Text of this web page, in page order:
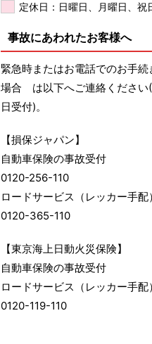
定休日：日曜日、月曜日、祝
事故にあわれたお客様へ
緊急時またはお電話でのお手
場合 は以下へご連絡ください
日受付)。
【損保ジャパン】
自動車保険の事故受付
0120-256-110
ロードサービス（レッカー手配）
0120-365-110
【東京海上日動火災保険】
自動車保険の事故受付
ロードサービス（レッカー手配）
0120-119-110